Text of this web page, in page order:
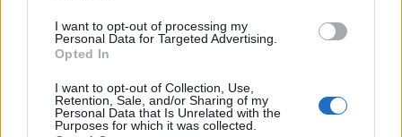
I want to opt-out of processing my
Personal Data for Targeted Advertising.
Opted In
I want to opt-out of Collection, Use,
Retention, Sale, and/or Sharing of my
Personal Data that Is Unrelated with the
Purposes for which it was collected.
Αυτό το επίδομα δίνει 300 ευρώ - Δεν
χρειάζεται αίτηση